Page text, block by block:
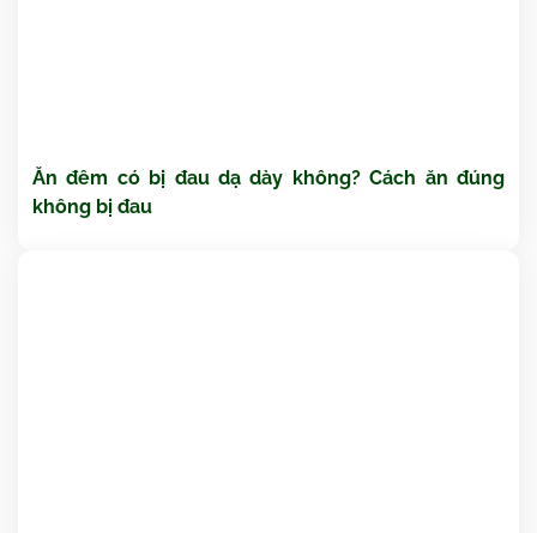
Ăn đêm có bị đau dạ dày không? Cách ăn đúng
không bị đau